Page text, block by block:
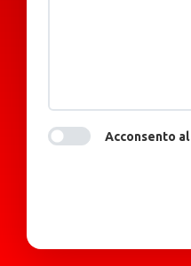
Acconsento al